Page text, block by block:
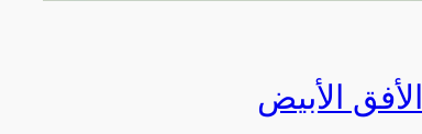
الأفق الأبيض